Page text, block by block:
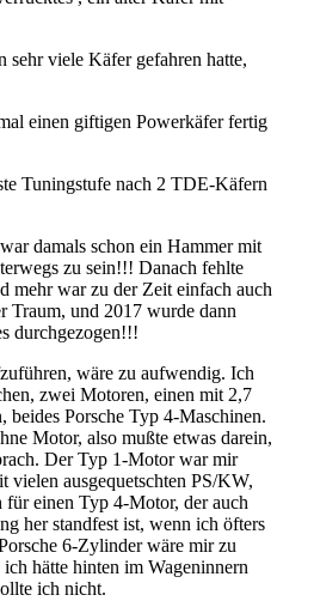
sehr viele Käfer gefahren hatte,
einen giftigen Powerkäfer fertig
Tuningstufe nach 2 TDE-Käfern
damals schon ein Hammer mit
zu sein!!! Danach fehlte
mehr war zu der Zeit einfach auch
Traum, und 2017 wurde dann
durchgezogen!!!
wäre zu aufwendig. Ich
zwei Motoren, einen mit 2,7
beides Porsche Typ 4-Maschinen.
Motor, also mußte etwas darein,
Der Typ 1-Motor war mir
vielen ausgequetschten PS/KW,
für einen Typ 4-Motor, der auch
her standfest ist, wenn ich öfters
6-Zylinder wäre mir zu
hätte hinten im Wageninnern
ich nicht.